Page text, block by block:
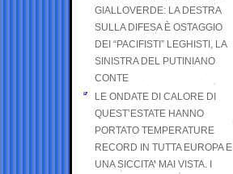
GIALLOVERDE: LA DESTRA
SULLA DIFESA È OSTAGGIO
DEI “PACIFISTI” LEGHISTI, LA
SINISTRA DEL PUTINIANO
CONTE
LE ONDATE DI CALORE DI
QUEST’ESTATE HANNO
PORTATO TEMPERATURE
RECORD IN TUTTA EUROPA E
UNA SICCITA’ MAI VISTA. I